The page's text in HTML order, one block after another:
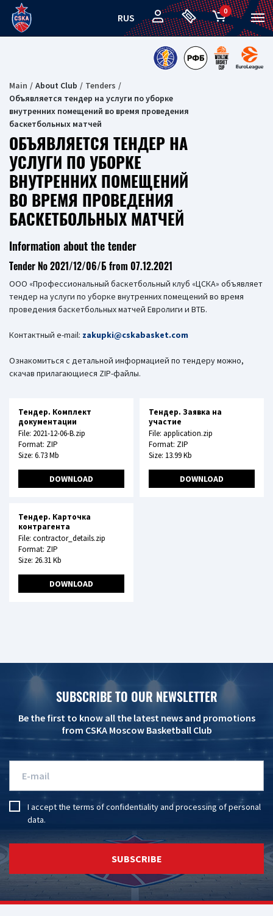
RUS
0
Main About Club
Tenders
Объявляется тендер на услуги по уборке
внутренних помещений во время проведения
баскетбольных матчей
ОБЪЯВЛЯЕТСЯ ТЕНДЕР НА
УСЛУГИ ПО УБОРКЕ
ВНУТРЕННИХ ПОМЕЩЕНИЙ
ВО ВРЕМЯ ПРОВЕДЕНИЯ
БАСКЕТБОЛЬНЫХ МАТЧЕЙ
Information about the tender
Tender № 2021/12/06/Б from 07.12.2021
ООО «Профессиональный баскетбольный клуб «ЦСКА» объявляет
тендер на услуги по уборке внутренних помещений во время
проведения баскетбольных матчей Евролиги и ВТБ.
Контактный e-mail: zakupki@cskabasket.com
Ознакомиться с детальной информацией по тендеру можно,
скачав прилагающиеся ZIP-файлы.
Тендер. Комплект
документации
File: 2021-12-06-B.zip
Format: ZIP
Size: 6.73 Mb
DOWNLOAD
Тендер. Заявка на
участие
File: application.zip
Format: ZIP
Size: 13.99 Kb
DOWNLOAD
Тендер. Карточка
контрагента
File: contractor_details.zip
Format: ZIP
Size: 26.31 Kb
DOWNLOAD
SUBSCRIBE TO OUR NEWSLETTER
Be the first to know all the latest news and promotions
from CSKA Moscow Basketball Club
I accept the terms of confidentialityandprocessing of personal
data.
SUBSCRIBE